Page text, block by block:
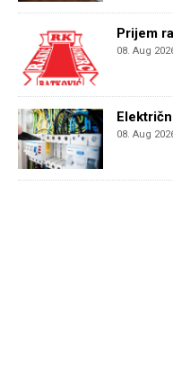
Prijem
08. Aug
08. Aug